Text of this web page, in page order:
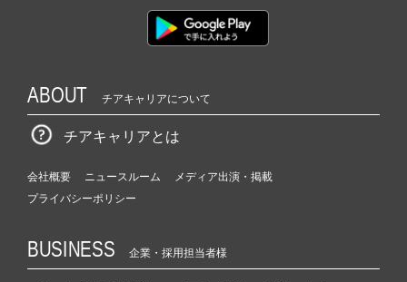
ABOUT チアキャリアについて
チアキャリアとは
会社概要 ニュースルーム
メディア出演・掲載
プライバシーポリシー
BUSINESS 企業・採用担当者様